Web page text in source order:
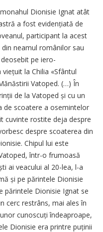
Dionisie Ignat atât
a fost evidențiată de
participant la acest
neamul românilor sau
deosebit pe iero­
la Chilia «Sfântul
Vatoped. (…) În
de la Vatoped și cu un
de scoatere a osemintelor
cuvinte rostite deja despre
despre scoaterea din
Chipul lui este
într-o frumoasă
ai veacului al 20-lea, l-a
și pe părintele Dionisie
părintele Dionisie Ignat se
cerc restrâns, mai ales în
cunoscuți îndeaproape,
Dionisie era printre puținii